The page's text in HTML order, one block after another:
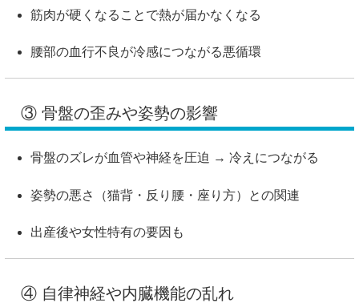
筋肉が硬くなることで熱が届かなくなる
腰部の血行不良が冷感につながる悪循環
③ 骨盤の歪みや姿勢の影響
骨盤のズレが血管や神経を圧迫 → 冷えにつながる
姿勢の悪さ（猫背・反り腰・座り方）との関連
出産後や女性特有の要因も
④ 自律神経や内臓機能の乱れ